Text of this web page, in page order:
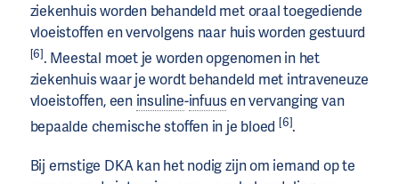
ziekenhuis worden behandeld met oraal toegediende
vloeistoffen en vervolgens naar huis worden gestuurd
[6]. Meestal moet je worden opgenomen in het
ziekenhuis waar je wordt behandeld met intraveneuze
vloeistoffen, een insuline-infuusen vervanging van
bepaalde chemische stoffen in je bloed[6].
Bij ernstige DKA kan het nodig zijn om iemand op te